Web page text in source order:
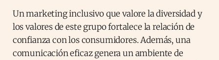
Un marketing inclusivo que valore la diversidad y
los valores de este grupo fortalece la relación de
confianza con los consumidores. Además, una
comunicación eficaz genera un ambiente de